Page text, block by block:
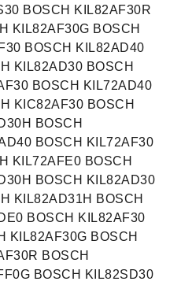
BOSCH KIL82AF30R
KIL82AF30G BOSCH
BOSCH KIL82AD40
KIL82AD30 BOSCH
BOSCH KIL72AD40
KIC82AF30 BOSCH
BOSCH
BOSCH KIL72AF30
KIL72AFE0 BOSCH
BOSCH KIL82AD30
KIL82AD31H BOSCH
BOSCH KIL82AF30
KIL82AF30G BOSCH
BOSCH
BOSCH KIL82SD30